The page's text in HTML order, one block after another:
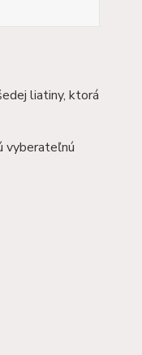
liatiny, ktorá
vyberateľnú